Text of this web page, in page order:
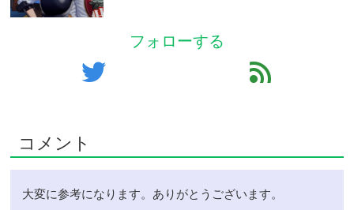
フォローする
twitter feed
コメント
大変に参考になります。ありがとうございます。